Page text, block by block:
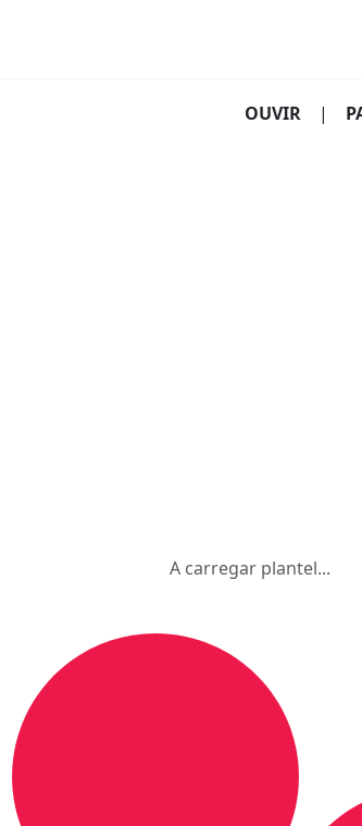
OUVIR |
A carregar plantel...